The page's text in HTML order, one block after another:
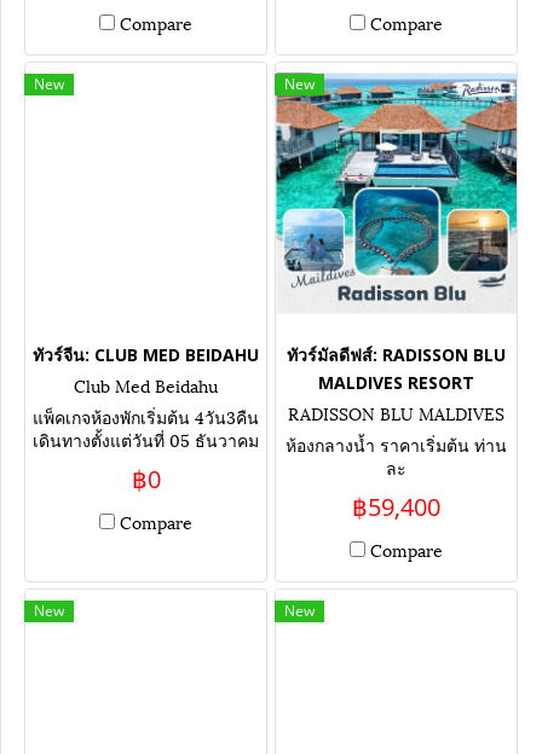
Compare Compare
New
ทัวร์จีน: CLUB MED BEIDAHU
Club Med Beidahu
แพ็คเกจห้องพักเริ่มต้น 4วัน3คืน
เดินทางตั้งแต่วันที่ 05 ธันวาคม
฿0
Compare
New
ทัวร์มัลดีฟส์: RADISSON BLU
MALDIVES RESORT
RADISSON BLU MALDIVES
RESORT
ห้องกลางน้ำ ราคาเริ่มต้น ท่าน
ละ
฿59,400
Compare
New New